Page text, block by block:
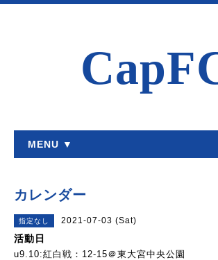
MENU ▼
カレンダー
指定なし 2021-07-03 (Sat)
活動日
u9.10:紅白戦：12-15＠東大宮中央公園